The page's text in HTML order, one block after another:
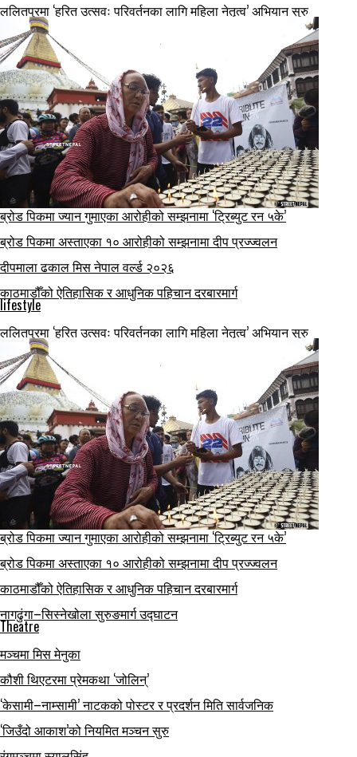
ललितपुरमा ‘हरित उत्सवः परिवर्तनका लागि महिला नेतृत्व’ अभियान सुरु
ब्रोड पिकमा ज्यान गुमाएका आरोहीको सम्झनामा ‘ट्रिब्युट रन ५के’
ब्रोड पिकमा अस्ताएका १० आरोहीको सम्झनामा दीप प्रज्ज्वलन
दीपमाला ढकाल मिस नेपाल वर्ल्ड २०२६
काठमाडौँको ऐतिहासिक र आधुनिक पहिचान दरबारमार्ग
lifestyle
ललितपुरमा ‘हरित उत्सवः परिवर्तनका लागि महिला नेतृत्व’ अभियान सुरु
ब्रोड पिकमा ज्यान गुमाएका आरोहीको सम्झनामा ‘ट्रिब्युट रन ५के’
ब्रोड पिकमा अस्ताएका १० आरोहीको सम्झनामा दीप प्रज्ज्वलन
काठमाडौँको ऐतिहासिक र आधुनिक पहिचान दरबारमार्ग
नागढुंगा–सिस्नेखोला सुरुङमार्ग उद्घाटन
Theatre
मञ्चमा मिस मेनुका
कौशी थिएटरमा प्रेमकथा ‘जोलिन्’
‘केसामी–नाम्सामी’ नाटकको पोस्टर र प्रदर्शन मिति सार्वजनिक
‘जिउँदो आकाश’को नियमित मञ्चन सुरु